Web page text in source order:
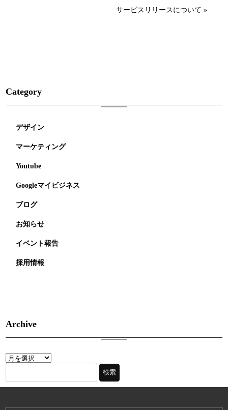
サービスリリースについて »
Category
デザイン
マーケティング
Youtube
Googleマイビジネス
ブログ
お知らせ
イベント報告
採用情報
Archive